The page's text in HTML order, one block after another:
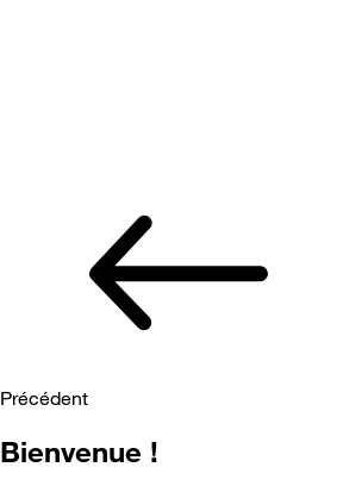
Précédent
Bienvenue !